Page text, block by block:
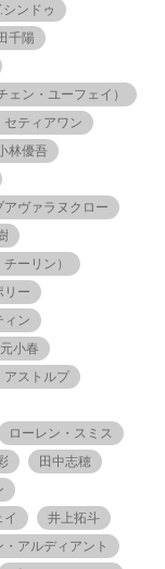
シンドゥ
千陽
ェン・ユーフェイ）
セティアワン
林優吾
アヴァラヌクロー
ーリン）
リー
ィン
小春
アストルプ
ローレン・スミス
田中志穂
イ
井上拓斗
アルディアント